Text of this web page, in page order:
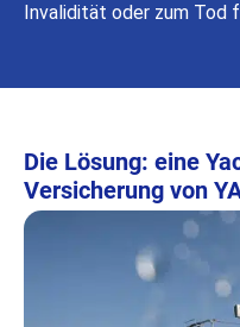
Invalidität oder zum Tod
Die Lösung: eine
Versicherung von